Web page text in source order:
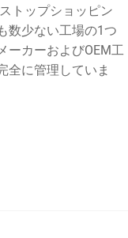
トップショッピン
数少ない工場の1つ
ーカーおよびOEM工
全に管理していま